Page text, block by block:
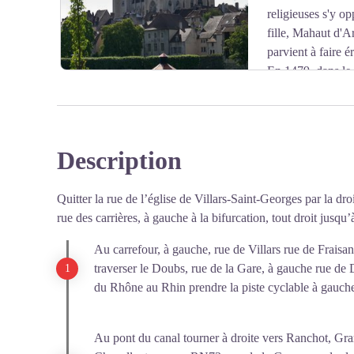
Voir l'image en plein écran
religieuses s'y
fille, Mahaut
parvient à faire
En 1479, dans le
notamment dans la région doloise, le roi de France
autorise la reconstruction de la ville.
faut attendre plus de dix ans avant d'amasser l’argent
décembre 1508, le Conseil de Ville et des habitants se
Parlement, et décident la fondation d'une commission,
travaux et collecter de nouveaux fonds en concédant
et contre les piliers de la nef, avec des privilèges
L'édifice est consacré en 1571, par Mgr Claude de La
Raison, en 1793, puis de l'Être suprême, en 1794,
Description
Quitter la rue de l’église de Villars-Saint-Georges par la
rue des carrières, à gauche à la bifurcation, tout droit
Au carrefour, à gauche, rue de Villars rue de
traverser le Doubs, rue de la Gare, à gauche rue de
du Rhône au Rhin prendre la piste cyclable à
Au pont du canal tourner à droite vers Ranchot,